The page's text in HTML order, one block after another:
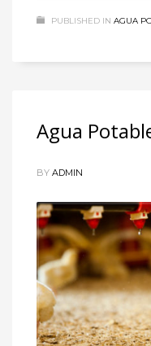
PUBLISHED IN AGUA
Agua
BY ADMIN